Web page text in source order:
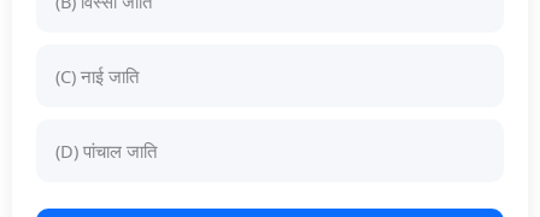
(C) नाई जाति
(D) पांचाल जाति